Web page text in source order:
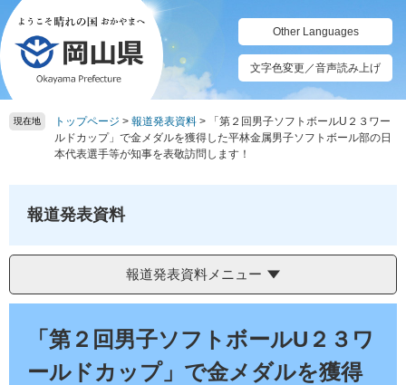
ペ
ー
ジ
の
先
頭
メ
ニ
ュ
ー
を
飛
Other Languages
文字色変更／音声読み上げ
現在地 トップページ > 報道発表資料 >
「第２回男子ソフトボールU２３ワー
ルドカップ」で金メダルを獲得した平林金属男子ソフトボール部の日
本代表選手等が知事を表敬訪問します！
報道発表資料
報道発表資料メニュー
「第２回男子ソフトボールU２３ワ
ールドカップ」で金メダルを獲得